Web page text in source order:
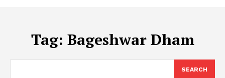
Tag: Bageshwar Dham
SEARCH